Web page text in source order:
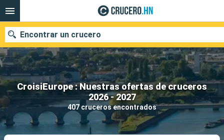
CroisiEurope : Nuestras ofertas de cruceros
2026 - 2027
407 cruceros encontrados
Encontrar un crucero
Nuestros destinos
Fecha de salida
Puertos Compañías